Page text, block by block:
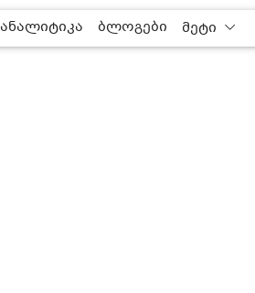
ანალიტიკა ბლოგები მეტი